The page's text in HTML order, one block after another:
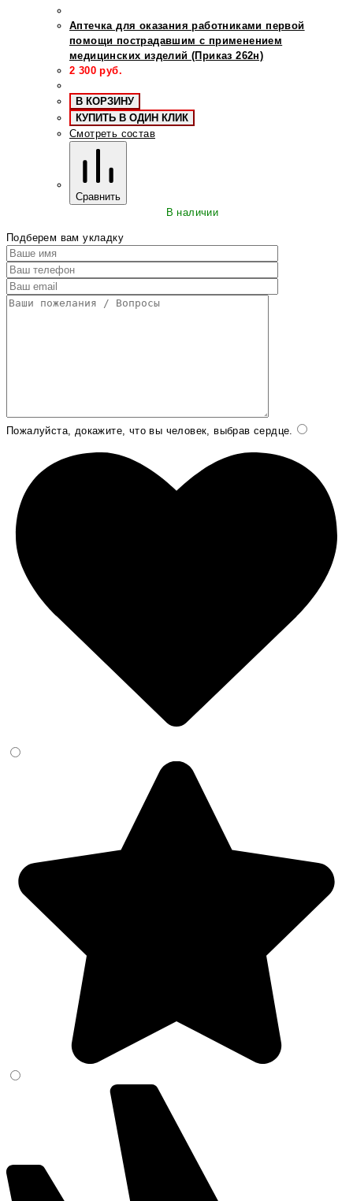
Аптечка для оказания работниками первой
помощи пострадавшим с применением
медицинских изделий (Приказ 262н)
2 300 руб.
В КОРЗИНУ
КУПИТЬ В ОДИН КЛИК
Смотреть состав
Сравнить
В наличии
Подберем вам укладку
Пожалуйста, докажите, что вы человек, выбрав сердце.